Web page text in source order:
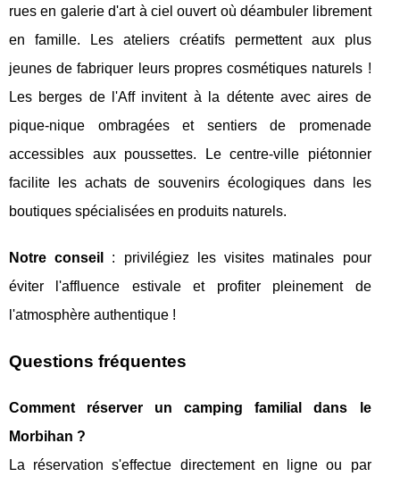
rues en galerie d'art à ciel ouvert où déambuler librement
en famille. Les ateliers créatifs permettent aux plus
jeunes de fabriquer leurs propres cosmétiques naturels !
Les berges de l'Aff invitent à la détente avec aires de
pique-nique ombragées et sentiers de promenade
accessibles aux poussettes. Le centre-ville piétonnier
facilite les achats de souvenirs écologiques dans les
boutiques spécialisées en produits naturels.
Notre conseil
: privilégiez les visites matinales pour
éviter l'affluence estivale et profiter pleinement de
l'atmosphère authentique !
Questions fréquentes
Comment réserver un camping familial dans le
Morbihan ?
La réservation s'effectue directement en ligne ou par